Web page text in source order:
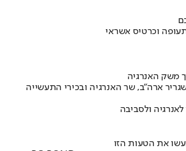
משק האנרגיה
ארה"ב, שר האנרגיה ובכירי התעשייה
ולסביבה
את הטעות הזו